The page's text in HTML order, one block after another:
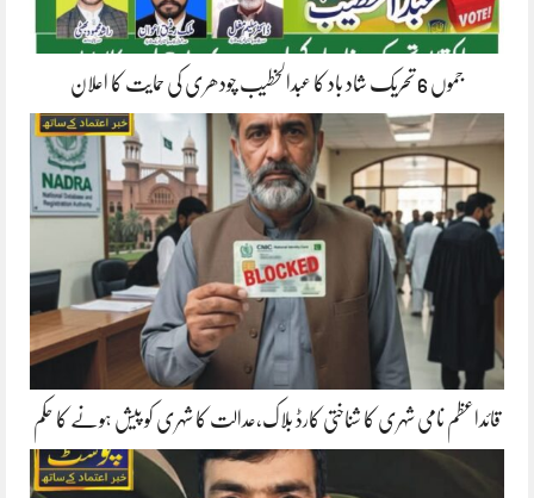
جموں 6 تحریک شاد باد کا عبدالخطیب چودھری کی حمایت کا اعلان
قائداعظم نامی شہری کا شناختی کارڈ بلاک،عدالت کا شہری کو پیش ہونے کا حکم